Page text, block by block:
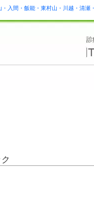
間・飯能・東村山・川越・清瀬